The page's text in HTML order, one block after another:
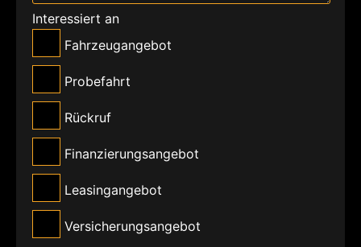
Interessiert an
Fahrzeugangebot
Probefahrt
Rückruf
Finanzierungsangebot
Leasingangebot
Versicherungsangebot